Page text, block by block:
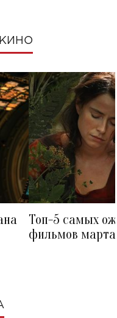
Топ-5 самых
фильмов